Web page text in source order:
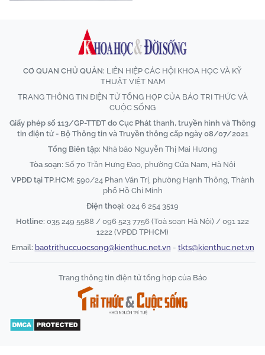
CƠ QUAN CHỦ QUẢN: LIÊN HIỆP CÁC HỘI KHOA HỌC VÀ KỸ
THUẬT VIỆT NAM
TRANG THÔNG TIN ĐIỆN TỬ TỔNG HỢP CỦA BÁO TRI THỨC VÀ
CUỘC SỐNG
Giấy phép số 113/GP-TTĐT do Cục Phát thanh, truyền hình và Thông
tin điện tử - Bộ Thông tin và Truyền thông cấp ngày 08/07/2021
Tổng Biên tập: Nhà báo Nguyễn Thị Mai Hương
Tòa soạn: Số 70 Trần Hưng Đạo, phường Cửa Nam, Hà Nội
VPĐD tại TP.HCM: 590/24 Phan Văn Trị, phường Hạnh Thông, Thành
phố Hồ Chí Minh
Điện thoại: 024 6 254 3519
Hotline: 035 249 5588 / 096 523 7756 (Toà soạn Hà Nội) / 091 122
1222 (VPĐD TPHCM)
Email: baotrithuccuocsong@kienthuc.net.vn - tkts@kienthuc.net.vn
Trang thông tin điện tử tổng hợp của Báo